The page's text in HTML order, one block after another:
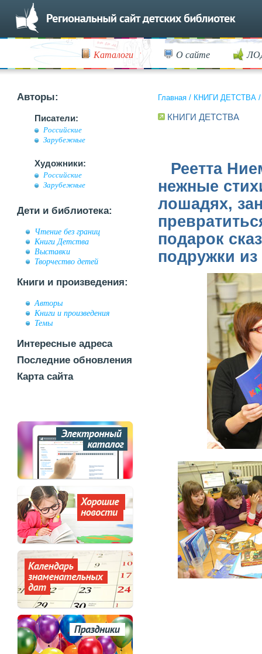
Каталоги О сайте
Авторы:
Писатели:
Российские
Зарубежные
Художники:
Российские
Зарубежные
Дети и библиотека:
Чтение без границ
Книги Детства
Выставки
Творчество детей
Книги и произведения:
Авторы
Книги и произведения
Темы
Интересные адреса
Последние обновления
Карта сайта
Главная / КНИГИ ДЕТСТВА
КНИГИ ДЕТСТВА
Реетта
нежные
лошадях,
подарок
подружки из